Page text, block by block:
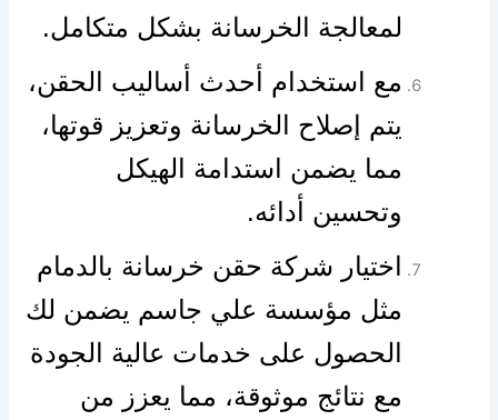
لمعالجة الخرسانة بشكل متكامل.
مع استخدام أحدث أساليب الحقن،
يتم إصلاح الخرسانة وتعزيز قوتها،
مما يضمن استدامة الهيكل
وتحسين أدائه.
اختيار شركة حقن خرسانة بالدمام
مثل مؤسسة علي جاسم يضمن لك
الحصول على خدمات عالية الجودة
مع نتائج موثوقة، مما يعزز من